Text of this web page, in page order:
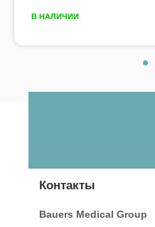
В НАЛИЧИИ
Контакты
Bauers Medical Group